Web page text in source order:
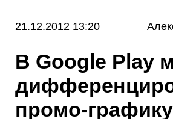
21.12.2012 13:20
В Google Play
промо-